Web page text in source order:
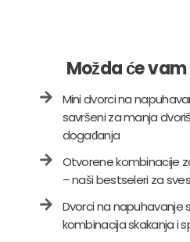
Možda će
Mini dvorci na
savršeni za manja
događanja
Otvorene kombinacije
– naši bestseleri za
Dvorci na
kombinacija skakanja i